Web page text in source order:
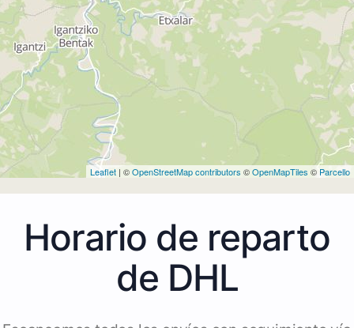
Leaflet | ©OpenStreetMap contributors ©OpenMapTiles © Parcello
Horario de reparto
de DHL